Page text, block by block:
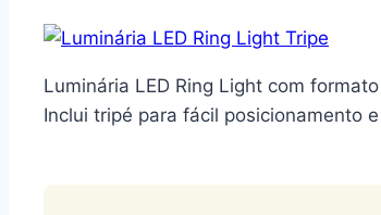
Luminária LED Ring Light com
Inclui tripé para fácil posicionamento